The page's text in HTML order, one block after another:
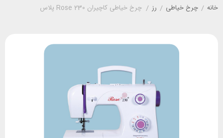
خانه / چرخ خیاطی / رز / چرخ خیاطی کاچیران Rose 230 پلاس